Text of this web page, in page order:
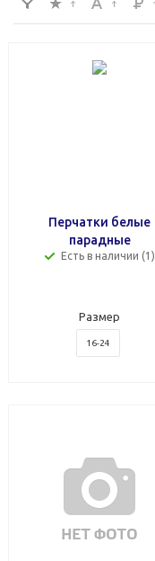
Перчатки белые
парадные
Есть в наличии (1)
Размер
16-24